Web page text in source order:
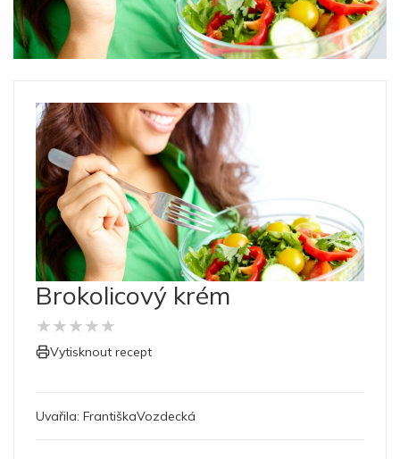
Brokolicový krém
★★★★★
Vytisknout recept
Uvařila: FrantiškaVozdecká